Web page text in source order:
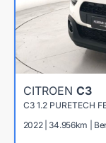
CITROEN C3
C3 1.2 PURETECH
2022 | 34.956km |